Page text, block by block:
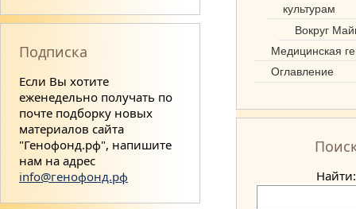
Подписка
Если Вы хотите
еженедельно получать по
почте подборку новых
материалов сайта
"Генофонд.рф", напишите
нам на адрес
info@генофонд.рф
культурам
Вокруг
Медицинская
Оглавление
Найти: